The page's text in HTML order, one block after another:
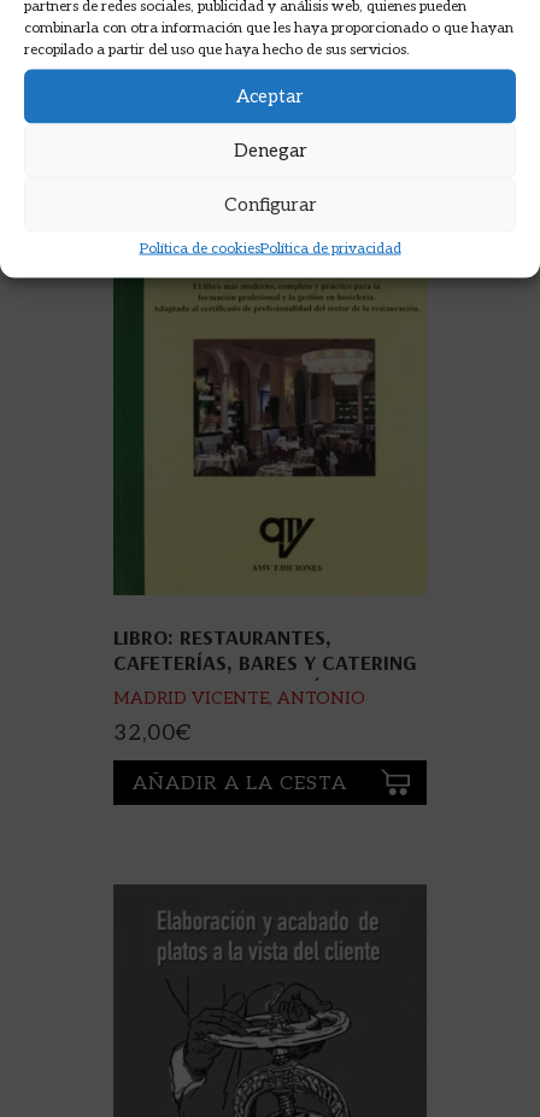
partners de redes sociales, publicidad y análisis web, quienes pueden
combinarla con otra información que les haya proporcionado o que hayan
recopilado a partir del uso que haya hecho de sus servicios.
Aceptar
Denegar
Configurar
Política de cookiesPolítica de privacidad
AÑADIR A LA CESTA
LIBRO: RESTAURANTES,
CAFETERÍAS, BARES Y CATERING
MANUAL MANUAL PRÁCTICO.
ISBN:
MADRID VICENTE, ANTONIO
32,00€
AÑADIR A LA CESTA